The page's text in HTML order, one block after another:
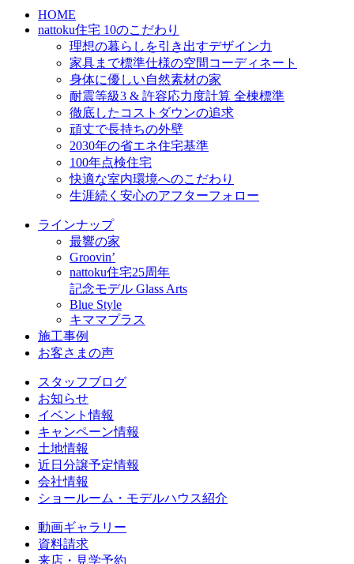
HOME
nattoku住宅 10のこだわり
理想の暮らしを引き出すデザイン力
家具まで標準仕様の空間コーディネート
身体に優しい自然素材の家
耐震等級3 & 許容応力度計算 全棟標準
徹底したコストダウンの追求
頑丈で長持ちの外壁
2030年の省エネ住宅基準
100年点検住宅
快適な室内環境へのこだわり
生涯続く安心のアフターフォロー
ラインナップ
最響の家
Groovin’
nattoku住宅25周年
記念モデル Glass Arts
Blue Style
キママプラス
施工事例
お客さまの声
スタッフブログ
お知らせ
イベント情報
キャンペーン情報
土地情報
近日分譲予定情報
会社情報
ショールーム・モデルハウス紹介
動画ギャラリー
資料請求
来店・見学予約